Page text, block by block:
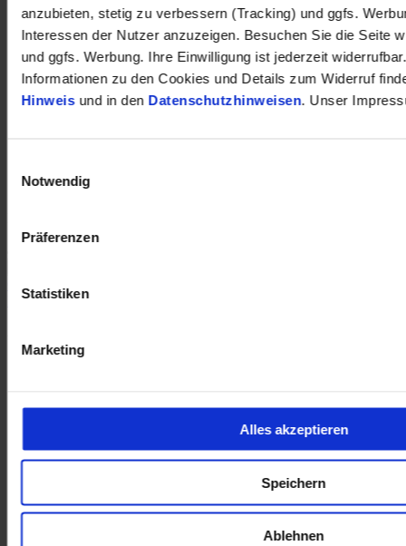
anzubieten, stetig zu verbessern (Tracking) und ggfs.
Interessen der Nutzer anzuzeigen. Besuchen Sie die Seite
und ggfs. Werbung. Ihre Einwilligung ist jederzeit
Informationen zu den Cookies und Details zum Widerruf
Hinweisund in den Datenschutzhinweisen. Unser
Notwendig
Präferenzen
Statistiken
Marketing
Alles akzeptieren
Speichern
Ablehnen
Gebrauchtwagen
Kilometer Anzahl
7.668 km
Erstzulassung05/2023
Leistung96 kW / 131 PS
KraftstoffartBenzin
Getriebeart
Schaltgetriebe
autohaus-lensch
Fernl. Kurvenlicht Ganzjahresreifen Ind.laden
Gebrauchtwagen
Leistung96 kW / 131 PS
Keyless Entry & Go